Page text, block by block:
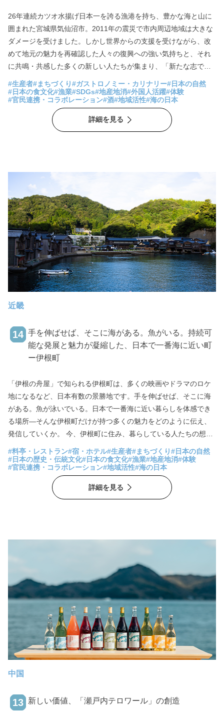
26年連続カツオ水揚げ日本一を誇る漁港を持ち、豊かな海と山に
囲まれた宮城県気仙沼市。2011年の震災で市内周辺地域は大きな
ダメージを受けました。しかし世界からの支援を受けながら、改
めて地元の魅力を再確認した人々の復興への強い気持ちと、それ
に共鳴・共感した多くの新しい人たちが集まり、「新たな志で魅
力溢れるKESENNUMA」を生み出しています。 気仙沼に生まれ暮
らす人と気仙沼に魅せられた人たちが、未来に向けて創造する
「地域一体化モデル」とはどのようなものなのか。新しい人たち
を受け入れ、多様性を尊重して出来た、新たな気仙沼を作る人々
から、その戦略と想いが鮮明に見えてきました。
#生産者#まちづくり#ガストロノミー・カリナリー#日本の自然
#日本の食文化#漁業#SDGs#地産地消#外国人活躍#体験
#官民連携・コラボレーション#酒#地域活性#海の日本
詳細を見る
近畿
14 手を伸ばせば、そこに海がある。魚がいる。持続可
能な発展と魅力が凝縮した、日本で一番海に近い町
ー伊根町
「伊根の舟屋」で知られる伊根町は、多くの映画やドラマのロケ
地になるなど、日本有数の景勝地です。手を伸ばせば、そこに海
がある。魚が泳いでいる。日本で一番海に近い暮らしを体感でき
る場所―そんな伊根町だけが持つ多くの魅力をどのように伝え、
発信していくか。 今、伊根町に住み、暮らしている人たちの想い
やアイデアが、少しずつカタチになり始めています。初夏の岩ガ
キ、秋のアオリイカ、冬のブリ…四季を通じた旬の美味しさを味
わってもらうための取り組み。1日1組のお客様に限定し、一番海
に近い暮らしを心ゆくまで堪能してもらう宿泊。伊根町をさらに
活性化させる新しいツーリズムの可能性。 伊根町全体で歴史と自
#料亭・レストラン#宿・ホテル#生産者#まちづくり#日本の自然
#日本の歴史・伝統文化#日本の食文化#漁業#地産地消#体験
#官民連携・コラボレーション#地域活性#海の日本
詳細を見る
中国
13 新しい価値、「瀬戸内テロワール」の創造